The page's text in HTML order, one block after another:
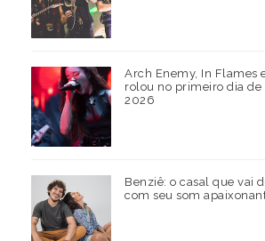
Arch Enemy, In Flames
rolou no primeiro dia de
2026
Benziê: o casal que vai
com seu som